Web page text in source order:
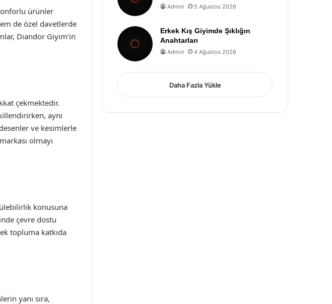
ürünler
de özel davetlerde
Diandor Giyim’in
çekmektedir.
aynı
ve kesimlerle
olmayı
konusuna
çevre dostu
topluma katkıda
yanı sıra,
Admin 5 Ağustos 2026
Erkek Kış Giyimde Şıklığın
Anahtarları
Admin 4 Ağustos 2026
Daha Fazla Yükle